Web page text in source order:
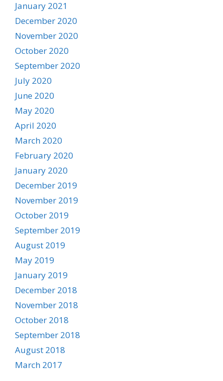
January 2021
December 2020
November 2020
October 2020
September 2020
July 2020
June 2020
May 2020
April 2020
March 2020
February 2020
January 2020
December 2019
November 2019
October 2019
September 2019
August 2019
May 2019
January 2019
December 2018
November 2018
October 2018
September 2018
August 2018
March 2017